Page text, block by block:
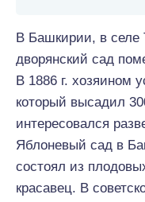
В Башкирии, в селе
дворянский сад
В 1886 г.
который высадил
интересовался
Яблоневый сад в
состоял из
красавец. В